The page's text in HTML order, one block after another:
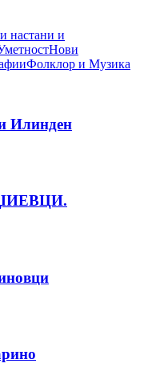
настани и
Нови
Фолклор и Музика
Илинден